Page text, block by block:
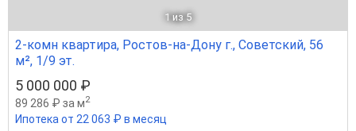
1 из 5
2-комн квартира, Ростов-на-Дону г., Советский, 56
м², 1/9 эт.
5 000 000 ₽
89 286 ₽ за м2
Ипотека от 22 063 ₽ в месяц